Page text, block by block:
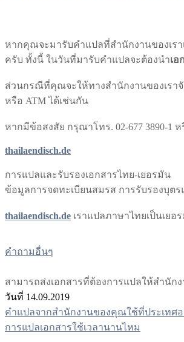
หากคุณจะมารับคำแปลที่สำนักงานของเร
ครับ ทั้งนี้ ในวันที่มารับคำแปลจะต้องนำเอ
ส่วนกรณีที่คุณจะให้ทางสำนักงานของเรา
หรือ ATM ได้เช่นกัน
หากมีข้อสงสัย กรุณาโทร. 02-677 3890-1 ห
thailaendisch.de
การแปลและรับรองเอกสารไทย-เยอรมัน
ข้อมูลการจดทะเบียนสมรส การรับรองบุตร
thailaendisch.de เราแปลภาษาไทยเป็นเยอ
คำถามอื่นๆ
สามารถส่งเอกสารที่ต้องการแปลให้สำนัก
วันที่ 14.09.2019
แนะแนว
คำแปลจากสำนักงานของคุณใช้ที่ประเทศอ
การแปลเอกสารใช้เวลานานไหม